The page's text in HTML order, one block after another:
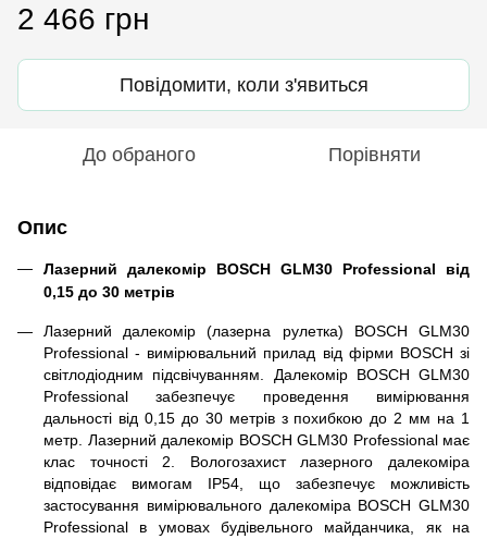
2 466 грн
Повідомити, коли з'явиться
До обраного Порівняти
Опис
Лазерний далекомір BOSCH GLM30 Professional від
0,15 до 30 метрів
Лазерний далекомір (лазерна рулетка) BOSCH GLM30
Professional - вимірювальний прилад від фірми BOSCH зі
світлодіодним підсвічуванням. Далекомір BOSCH GLM30
Professional забезпечує проведення вимірювання
дальності від 0,15 до 30 метрів з похибкою до 2 мм на 1
метр. Лазерний далекомір BOSCH GLM30 Professional має
клас точності 2. Вологозахист лазерного далекоміра
відповідає вимогам IP54, що забезпечує можливість
застосування вимірювального далекоміра BOSCH GLM30
Professional в умовах будівельного майданчика, як на